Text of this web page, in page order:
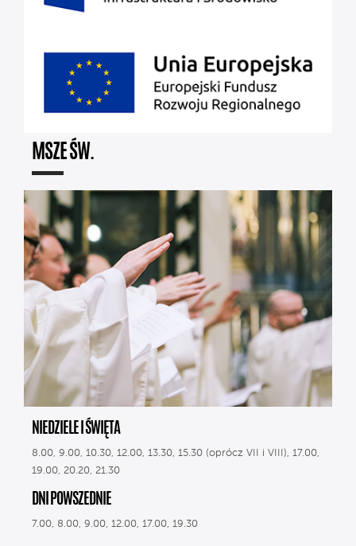
MSZE ŚW.
NIEDZIELE I ŚWIĘTA
8.00, 9.00, 10.30, 12.00, 13.30, 15.30 (oprócz VII i VIII), 17.00,
19.00, 20.20, 21.30
DNI POWSZEDNIE
7.00, 8.00, 9.00, 12.00, 17.00, 19.30